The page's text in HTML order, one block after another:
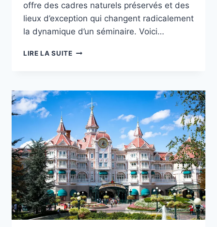
offre des cadres naturels préservés et des
lieux d’exception qui changent radicalement
la dynamique d’un séminaire. Voici…
LIRE LA SUITE